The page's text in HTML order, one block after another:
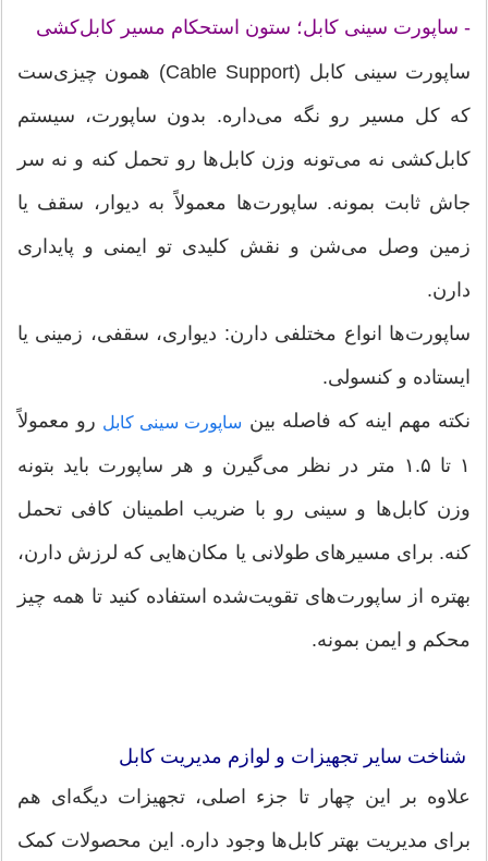
- ساپورت سینی کابل؛ ستون استحکام مسیر کابل‌کشی
ساپورت سینی کابل (Cable Support) همون چیزی‌ست
که کل مسیر رو نگه می‌داره. بدون ساپورت، سیستم
کابل‌کشی نه می‌تونه وزن کابل‌ها رو تحمل کنه و نه سر
جاش ثابت بمونه. ساپورت‌ها معمولاً به دیوار، سقف یا
زمین وصل می‌شن و نقش کلیدی تو ایمنی و پایداری
دارن.
ساپورت‌ها انواع مختلفی دارن: دیواری، سقفی، زمینی یا
ایستاده و کنسولی.
نکته مهم اینه که فاصله بین ساپورت‌ سینی کابل رو معمولاً
۱ تا ۱.۵ متر در نظر می‌گیرن و هر ساپورت باید بتونه
وزن کابل‌ها و سینی رو با ضریب اطمینان کافی تحمل
کنه. برای مسیرهای طولانی یا مکان‌هایی که لرزش دارن،
بهتره از ساپورت‌های تقویت‌شده استفاده کنید تا همه چیز
محکم و ایمن بمونه.
شناخت سایر تجهیزات و لوازم مدیریت کابل
علاوه بر این چهار تا جزء اصلی، تجهیزات دیگه‌ای هم
برای مدیریت بهتر کابل‌ها وجود داره. این محصولات کمک